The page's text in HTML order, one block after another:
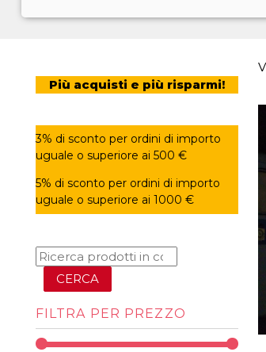
Più acquisti e più risparmi!
3% di sconto per ordini di importo
uguale o superiore ai 500 €
5% di sconto per ordini di importo
uguale o superiore ai 1000 €
CERCA
FILTRA PER PREZZO